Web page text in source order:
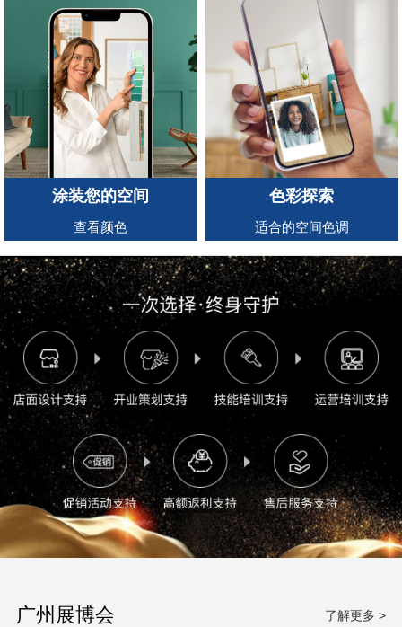
涂装您的空间
查看颜色
色彩探索
适合的空间色调
广州展博会 了解更多 >